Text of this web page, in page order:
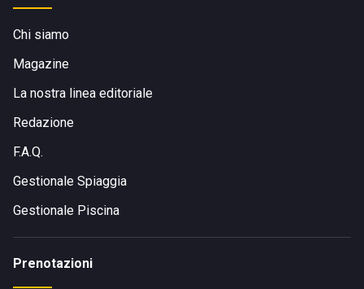
Chi siamo
Magazine
La nostra linea editoriale
Redazione
F.A.Q.
Gestionale Spiaggia
Gestionale Piscina
Prenotazioni